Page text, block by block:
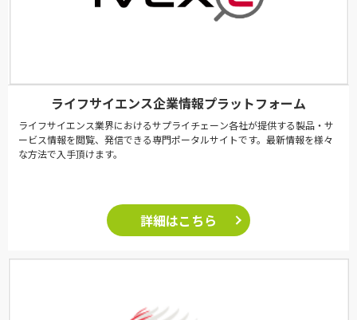
ライフサイエンス企業情報プラットフォーム
ライフサイエンス業界におけるサプライチェーン各社が提供する製品・サ
ービス情報を閲覧、発信できる専門ポータルサイトです。最新情報を様々
な方法で入手頂けます。
詳細はこちら